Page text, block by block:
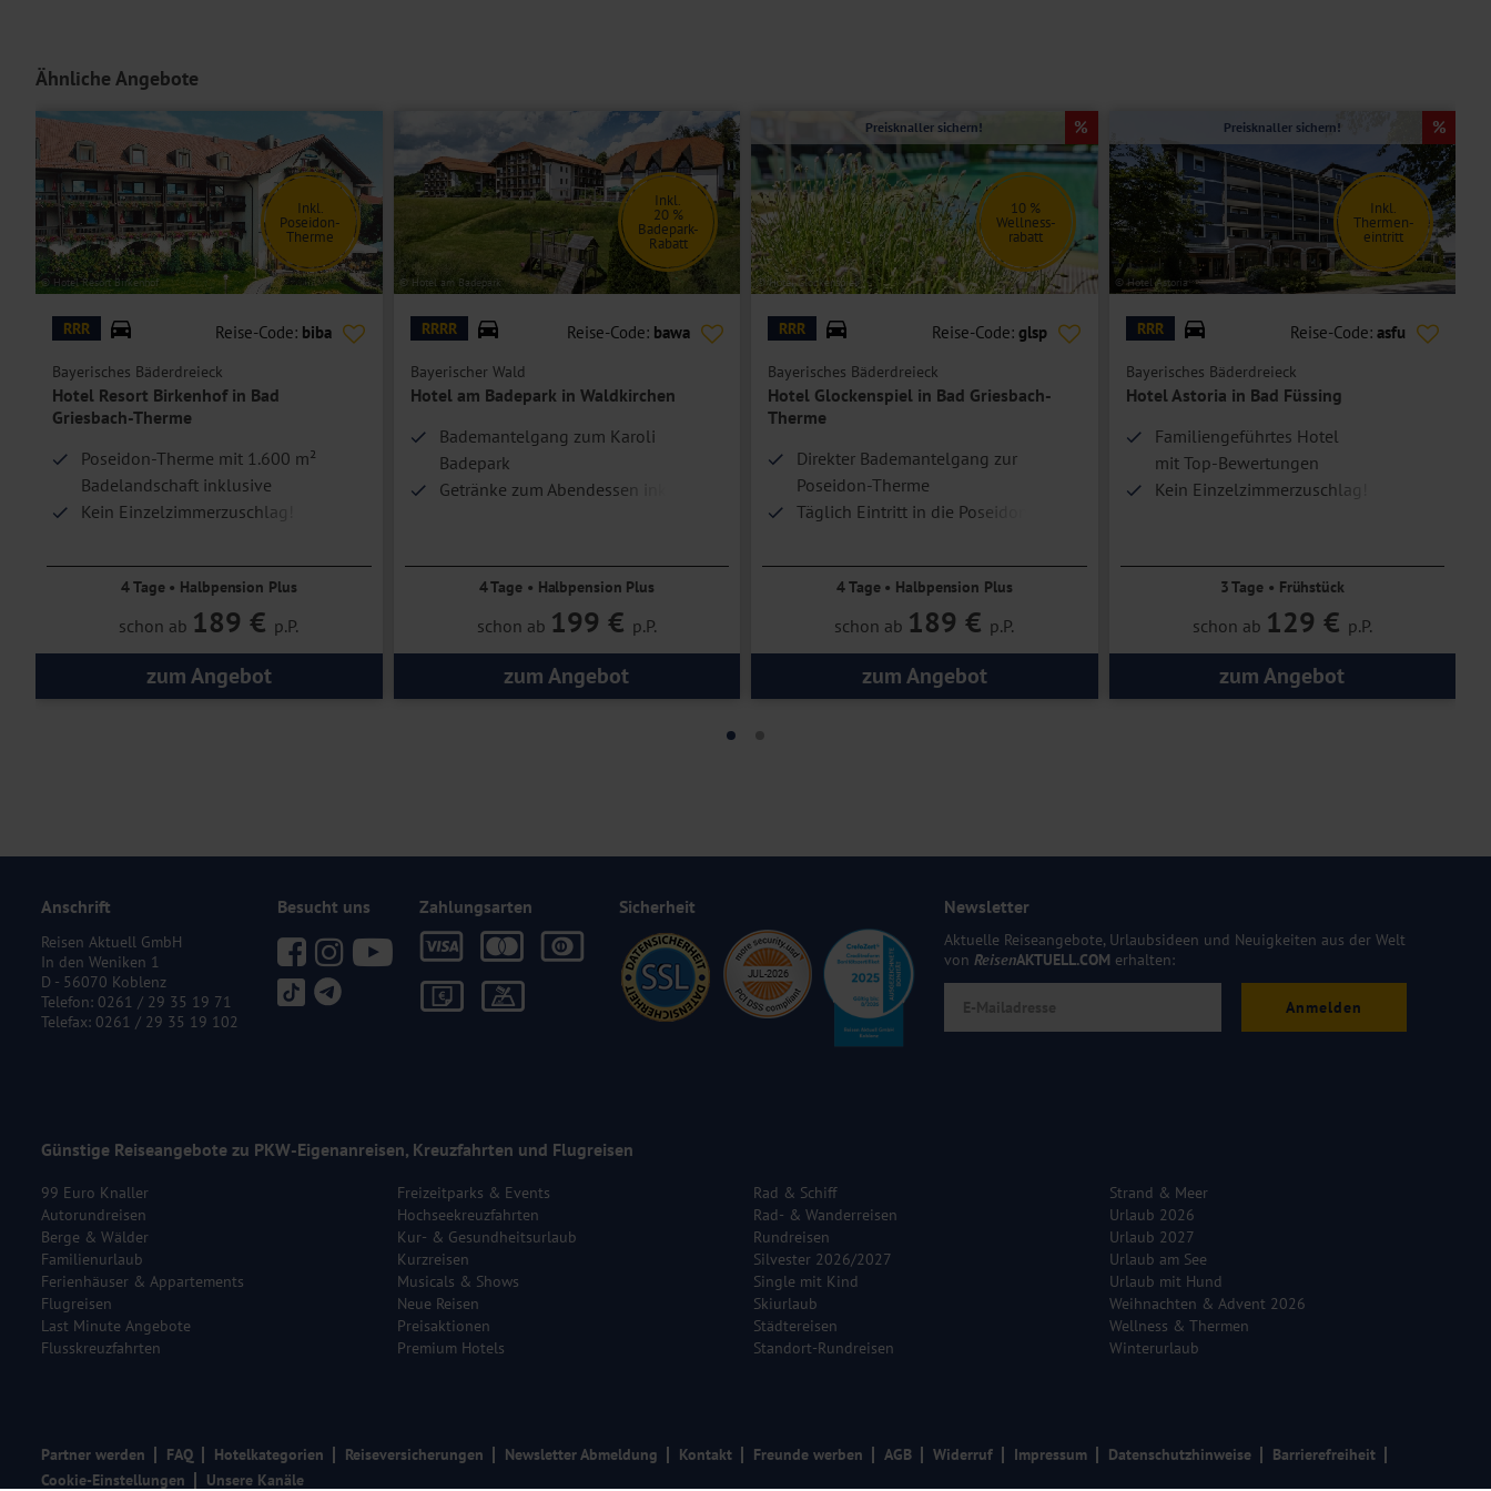
DieDoppelzimmersind bei sonst gleicher Ausstattung geräumiger.
DieSuitenbieten noch mehr Platz und sind zusätzlich ausgestattet mit luxuriösen Boxspringbetten und einen separaten Wohnbereich.
Der separate Wohnbereich verfügt über einen begehbaren Kleiderschrank und kann mit einer Schiebetür vom Schlafbereich abgetrennt
werden.
Hoteleinrichtungen und Zimmerausstattung teilweise gegen Gebühr.
Ähnliche Angebote
© Hotel Resort Birkenhof
Inkl.
Poseidon-
Therme
RRR Reise-Code: biba
Bayerisches Bäderdreieck
Hotel Resort Birkenhof in Bad
Griesbach-Therme
Poseidon-Therme mit 1.600 m²
Badelandschaft inklusive
Kein Einzelzimmerzuschlag!
4 Tage • Halbpension Plus
schon ab 189 € p.P.
zum Angebot
© Hotel am Badepark
Inkl.
20 %
Badepark-
Rabatt
RRRR Reise-Code: bawa
Bayerischer Wald
Hotel am Badepark in Waldkirchen
Bademantelgang zum Karoli
Badepark
Getränke zum Abendessen inklusive
4 Tage • Halbpension Plus
schon ab 199 € p.P.
zum Angebot
© Hotel Glockenspiel
10 %
Wellness-
rabatt
Preisknaller sichern!
RRR Reise-Code: glsp
Bayerisches Bäderdreieck
Hotel Glockenspiel in Bad Griesbach-
Therme
Direkter Bademantelgang zur
Poseidon-Therme
Täglich Eintritt in die Poseidon-
4 Tage • Halbpension Plus
schon ab 189 € p.P.
zum Angebot
© Hotel Astoria
Inkl.
Thermen-
eintritt
Preisknaller sichern!
RRR Reise-Code: asfu
Bayerisches Bäderdreieck
Hotel Astoria in Bad Füssing
Familiengeführtes Hotel
mit Top-Bewertungen
Kein Einzelzimmerzuschlag!
3 Tage • Frühstück
schon ab 129 € p.P.
zum Angebot
Anschrift
Reisen Aktuell GmbH
In den Weniken 1
D - 56070 Koblenz
Telefon: 0261 / 29 35 19 71
Telefax: 0261 / 29 35 19 102
Besucht uns Zahlungsarten Sicherheit Newsletter
Aktuelle Reiseangebote, Urlaubsideen und Neuigkeiten aus der Welt
von ReisenAKTUELL.COM erhalten:
Anmelden
Günstige Reiseangebote zu PKW-Eigenanreisen, Kreuzfahrten und Flugreisen
99 Euro Knaller
Autorundreisen
Berge & Wälder
Familienurlaub
Ferienhäuser & Appartements
Flugreisen
Last Minute Angebote
Flusskreuzfahrten
Freizeitparks & Events
Hochseekreuzfahrten
Kur- & Gesundheitsurlaub
Kurzreisen
Musicals & Shows
Neue Reisen
Preisaktionen
Premium Hotels
Rad & Schiff
Rad- & Wanderreisen
Rundreisen
Silvester 2026/2027
Single mit Kind
Skiurlaub
Städtereisen
Standort-Rundreisen
Strand & Meer
Urlaub 2026
Urlaub 2027
Urlaub am See
Urlaub mit Hund
Weihnachten & Advent 2026
Wellness & Thermen
Winterurlaub
Partner werden FAQ Hotelkategorien Reiseversicherungen Newsletter Abmeldung Kontakt Freunde werben AGB Widerruf Impressum Datenschutzhinweise
Barrierefreiheit
Cookie-Einstellungen
Unsere Kanäle